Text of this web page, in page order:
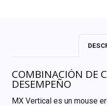
COMBINACIÓN DE
DESEMPEÑO
MX Vertical es un mouse